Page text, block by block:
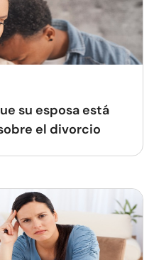
su esposa está
el divorcio